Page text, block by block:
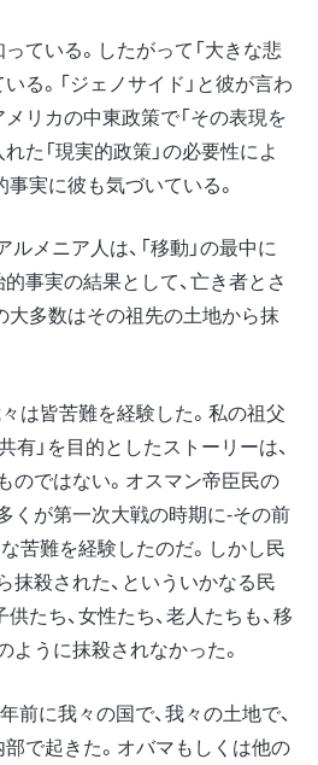
ている。したがって「大きな悲
る。「ジェノサイド」と彼が言わ
リカの中東政策で「その表現を
た「現実的政策」の必要性によ
実に彼も気づいている。
メニア人は、「移動」の最中に
事実の結果として、亡き者とさ
大多数はその祖先の土地から抹
は皆苦難を経験した。私の祖父
有」を目的としたストーリーは、
のではない。オスマン帝臣民の
くが第一次大戦の時期に-その前
苦難を経験したのだ。しかし民
抹殺された、といういかなる民
たち、女性たち、老人たちも、移
うに抹殺されなかった。
前に我々の国で、我々の土地で、
で起きた。オバマもしくは他の